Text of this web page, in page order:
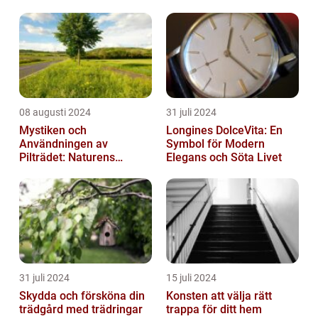
08 augusti 2024
Mystiken och
Användningen av
Pilträdet: Naturens
31 juli 2024
Longines DolceVita: En
Symbol för Modern
Elegans och Söta Livet
31 juli 2024
Skydda och försköna din
trädgård med trädringar
15 juli 2024
Konsten att välja rätt
trappa för ditt hem